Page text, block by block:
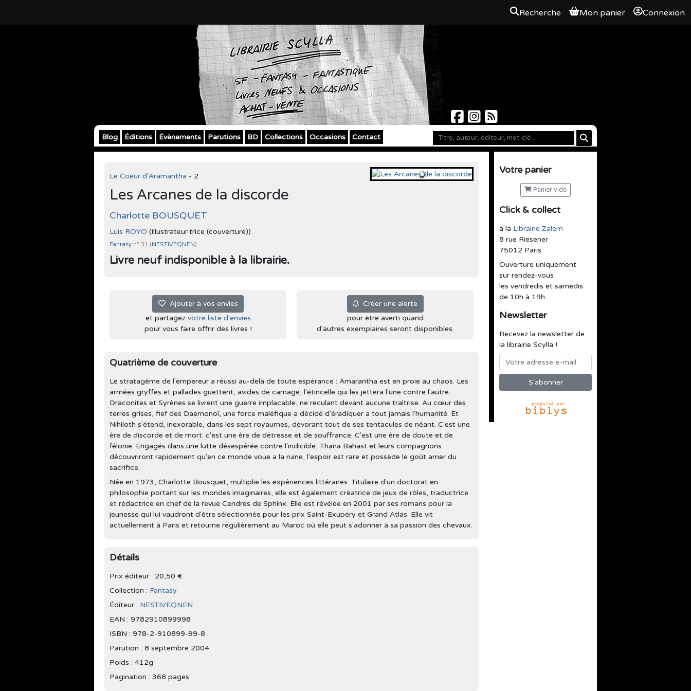
Recherche Mon panier Connexion
Blog Éditions Évènements Parutions BD Collections Occasions Contact
Votre panier
Panier vide
Click & collect
à la Librairie Zalem
8 rue Riesener
75012 Paris
Ouverture uniquement
sur rendez-vous
les vendredis et samedis
de 10h à 19h
Newsletter
Recevez la newsletter de
la librairie Scylla !
Le Coeur d'Aramantha - 2
Les Arcanes de la discorde
Charlotte BOUSQUET
Luis ROYO (Illustrateur·trice (couverture))
Fantasy n° 31 (NESTIVEQNEN)
Livre neuf indisponible à la librairie.
Ajouter à vos envies
et partagez votre liste d'envies
pour vous faire offrir des livres !
Créer une alerte
pour être averti quand
d'autres exemplaires seront disponibles.
Quatrième de couverture
Le stratagème de l'empereur a réussi au-delà de toute espérance : Amarantha est en proie au chaos. Les
armées gryffes et pallades guettent, avides de carnage, l'étincelle qui les jettera l'une contre l'autre.
Draconites et Syrènes se livrent une guerre implacable, ne reculant devant aucune traîtrise. Au cœur des
terres grises, fief des Daemonoï, une force maléfique a décidé d'éradiquer a tout jamais l'humanité. Et
Nihiloth s'étend, inexorable, dans les sept royaumes, dévorant tout de ses tentacules de néant. C'est une
ère de discorde et de mort. c'est une ère de détresse et de souffrance. C'est une ère de doute et de
félonie. Engagés dans une lutte désespérée contre l'indicible, Thana Bahast et leurs compagnons
découvriront rapidement qu'en ce monde voue a la ruine, l'espoir est rare et possède le goût amer du
sacrifice.
Née en 1973, Charlotte Bousquet, multiplie les expériences littéraires. Titulaire d'un doctorat en
philosophie portant sur les mondes imaginaires, elle est également créatrice de jeux de rôles, traductrice
et rédactrice en chef de la revue Cendres de Sphinx. Elle est révélée en 2001 par ses romans pour la
jeunesse qui lui vaudront d'être sélectionnée pour les prix Saint-Exupéry et Grand Atlas. Elle vit
actuellement à Paris et retourne régulièrement au Maroc où elle peut s'adonner à sa passion des chevaux.
Détails
Prix éditeur : 20,50 €
Collection : Fantasy
Éditeur : NESTIVEQNEN
EAN : 9782910899998
ISBN : 978-2-910899-99-8
Parution : 8 septembre 2004
Poids : 412g
Pagination : 368 pages